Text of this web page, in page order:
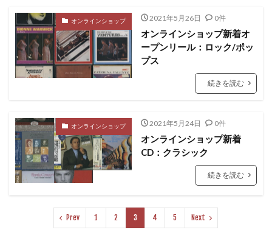
オンラインショップ 2021年5月26日 0件
オンラインショップ新着オ
ープンリール：ロック/ポッ
プス
続きを読む
オンラインショップ 2021年5月24日 0件
オンラインショップ新着
CD：クラシック
続きを読む
Prev 1 2 3 4 5 Next